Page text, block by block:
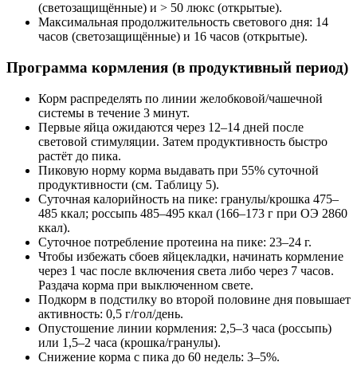
(светозащищённые) и > 50 люкс (открытые).
Максимальная продолжительность светового дня: 14
часов (светозащищённые) и 16 часов (открытые).
Программа кормления (в продуктивный период)
Корм распределять по линии желобковой/чашечной
системы в течение 3 минут.
Первые яйца ожидаются через 12–14 дней после
световой стимуляции. Затем продуктивность быстро
растёт до пика.
Пиковую норму корма выдавать при 55% суточной
продуктивности (см. Таблицу 5).
Суточная калорийность на пике: гранулы/крошка 475–
485 ккал; россыпь 485–495 ккал (166–173 г при ОЭ 2860
ккал).
Суточное потребление протеина на пике: 23–24 г.
Чтобы избежать сбоев яйцекладки, начинать кормление
через 1 час после включения света либо через 7 часов.
Раздача корма при выключенном свете.
Подкорм в подстилку во второй половине дня повышает
активность: 0,5 г/гол/день.
Опустошение линии кормления: 2,5–3 часа (россыпь)
или 1,5–2 часа (крошка/гранулы).
Снижение корма с пика до 60 недель: 3–5%.